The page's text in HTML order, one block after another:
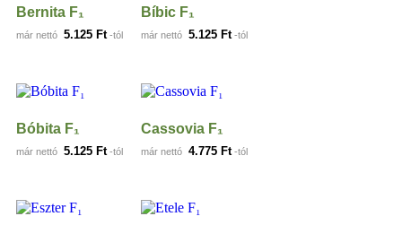
Bernita F₁
már nettó 5.125 Ft -tól
Bíbic F₁
már nettó 5.125 Ft -tól
Bóbita F₁
már nettó 5.125 Ft -tól
Cassovia F₁
már nettó 4.775 Ft -tól